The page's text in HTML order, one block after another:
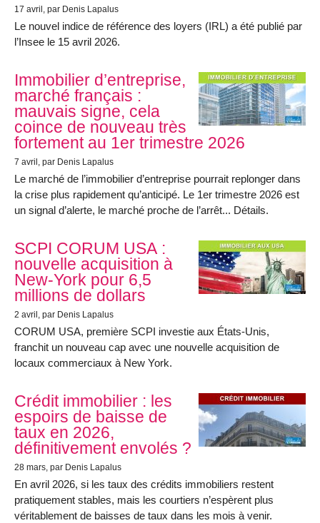
17 avril , par Denis Lapalus
Le nouvel indice de référence des loyers (IRL) a été publié par
l’Insee le 15 avril 2026.
Immobilier d’entreprise,
marché français :
mauvais signe, cela
coince de nouveau très
fortement au 1er trimestre 2026
7 avril , par Denis Lapalus
Le marché de l’immobilier d’entreprise pourrait replonger dans
la crise plus rapidement qu’anticipé. Le 1er trimestre 2026 est
un signal d’alerte, le marché proche de l’arrêt... Détails.
SCPI CORUM USA :
nouvelle acquisition à
New-York pour 6,5
millions de dollars
2 avril , par Denis Lapalus
CORUM USA, première SCPI investie aux États-Unis,
franchit un nouveau cap avec une nouvelle acquisition de
locaux commerciaux à New York.
Crédit immobilier : les
espoirs de baisse de
taux en 2026,
définitivement envolés ?
28 mars, par Denis Lapalus
En avril 2026, si les taux des crédits immobiliers restent
pratiquement stables, mais les courtiers n’espèrent plus
véritablement de baisses de taux dans les mois à venir.